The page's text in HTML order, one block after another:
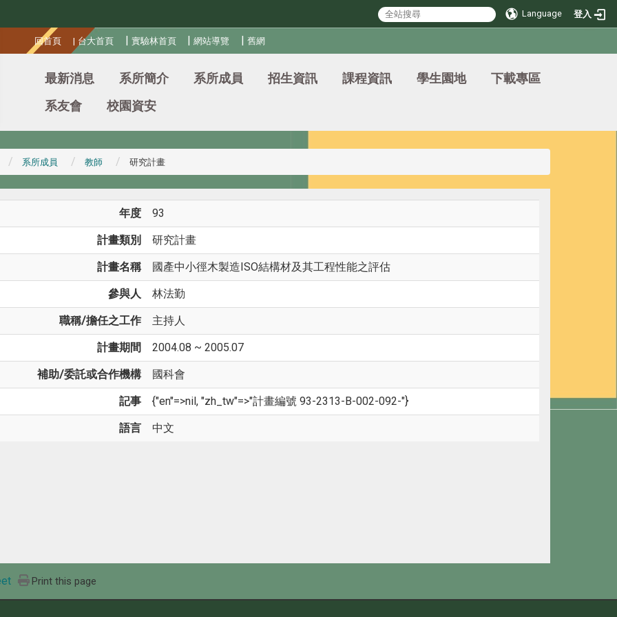
Language 登入
回首頁 | 台大首頁 | 實驗林首頁 |網站導覽 |舊網
最新消息 系所簡介 系所成員 招生資訊 課程資訊 學生園地
下載專區
系友會
校園資安
系所成員 教師 研究計畫
年度 93
計畫類別 研究計畫
計畫名稱 國產中小徑木製造ISO結構材及其工程性能之評估
參與人 林法勤
職稱/擔任之工作 主持人
計畫期間 2004.08 ~ 2005.07
補助/委託或合作機構 國科會
記事 {"en"=>nil, "zh_tw"=>"計畫編號 93-2313-B-002-092-"}
語言 中文
Print this page